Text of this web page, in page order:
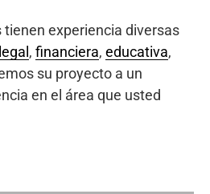
experiencia diversas
legal , financiera, educativa,
su proyecto a un
en el área que usted